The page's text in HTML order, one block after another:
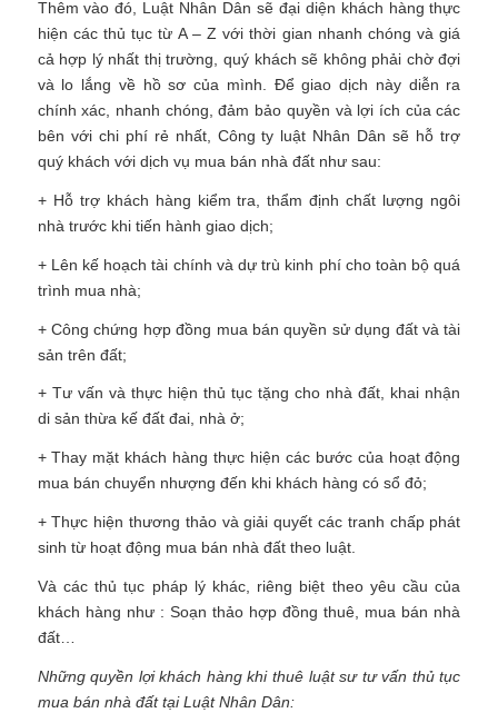
Thêm vào đó, Luật Nhân Dân sẽ đại diện khách hàng thực
hiện các thủ tục từ A – Z với thời gian nhanh chóng và giá
cả hợp lý nhất thị trường, quý khách sẽ không phải chờ đợi
và lo lắng về hồ sơ của mình. Để giao dịch này diễn ra
chính xác, nhanh chóng, đảm bảo quyền và lợi ích của các
bên với chi phí rẻ nhất, Công ty luật Nhân Dân sẽ hỗ trợ
quý khách với dịch vụ mua bán nhà đất như sau:
+ Hỗ trợ khách hàng kiểm tra, thẩm định chất lượng ngôi
nhà trước khi tiến hành giao dịch;
+ Lên kế hoạch tài chính và dự trù kinh phí cho toàn bộ quá
trình mua nhà;
+ Công chứng hợp đồng mua bán quyền sử dụng đất và tài
sản trên đất;
+ Tư vấn và thực hiện thủ tục tặng cho nhà đất, khai nhận
di sản thừa kế đất đai, nhà ở;
+ Thay mặt khách hàng thực hiện các bước của hoạt động
mua bán chuyển nhượng đến khi khách hàng có sổ đỏ;
+ Thực hiện thương thảo và giải quyết các tranh chấp phát
sinh từ hoạt động mua bán nhà đất theo luật.
Và các thủ tục pháp lý khác, riêng biệt theo yêu cầu của
khách hàng như : Soạn thảo hợp đồng thuê, mua bán nhà
đất…
Những quyền lợi khách hàng khi thuê luật sư tư vấn thủ tục
mua bán nhà đất tại Luật Nhân Dân: